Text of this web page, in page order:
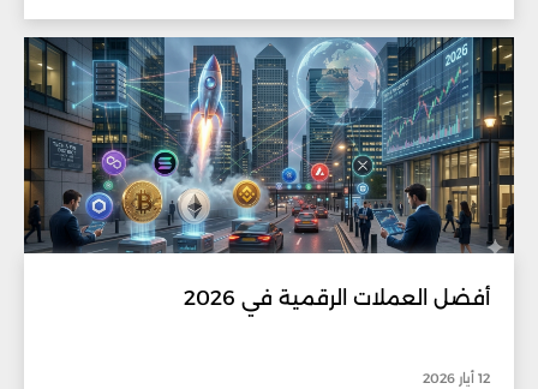
أفضل العملات الرقمية في 2026
12 أيار 2026